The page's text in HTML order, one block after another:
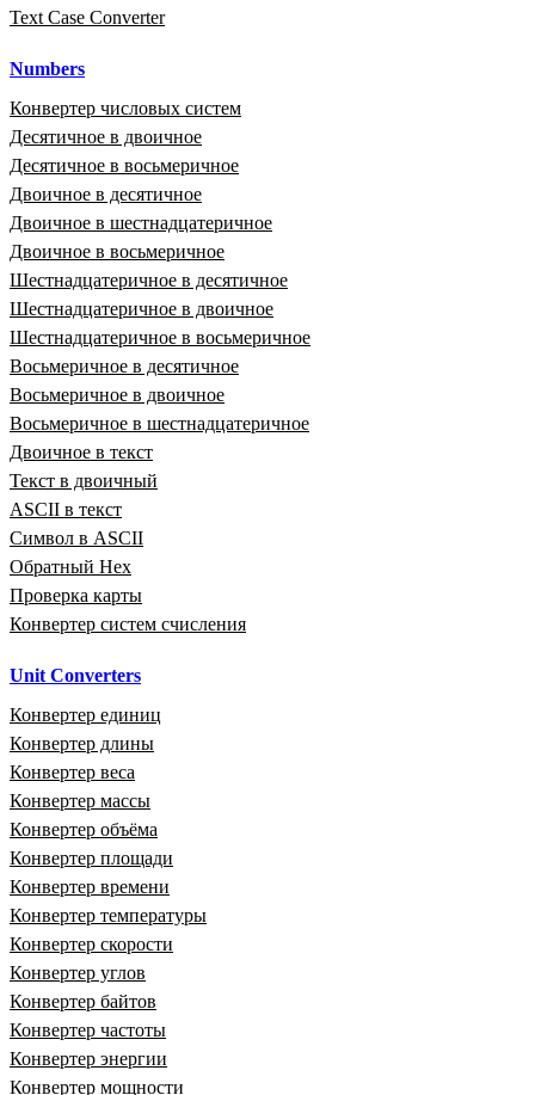
Text Case Converter
Numbers
Конвертер числовых систем
Десятичное в двоичное
Десятичное в восьмеричное
Двоичное в десятичное
Двоичное в шестнадцатеричное
Двоичное в восьмеричное
Шестнадцатеричное в десятичное
Шестнадцатеричное в двоичное
Шестнадцатеричное в восьмеричное
Восьмеричное в десятичное
Восьмеричное в двоичное
Восьмеричное в шестнадцатеричное
Двоичное в текст
Текст в двоичный
ASCII в текст
Символ в ASCII
Обратный Hex
Проверка карты
Конвертер систем счисления
Unit Converters
Конвертер единиц
Конвертер длины
Конвертер веса
Конвертер массы
Конвертер объёма
Конвертер площади
Конвертер времени
Конвертер температуры
Конвертер скорости
Конвертер углов
Конвертер байтов
Конвертер частоты
Конвертер энергии
Конвертер мощности